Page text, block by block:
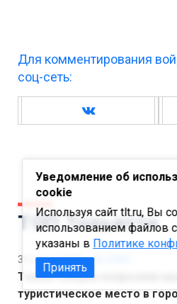
Для комментирования
соц-сеть:
ТОП Тольятти
30 июля 18:49
Тольяттинцев попросили
туристическое место в
Уведомление об
cookie
Используя сайт tlt.ru, Вы
использованием файлов
указаны в Политике
Принять